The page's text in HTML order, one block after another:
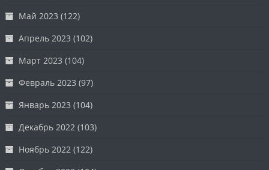
Май 2023 (122)
Апрель 2023 (102)
Март 2023 (104)
Февраль 2023 (97)
Январь 2023 (104)
Декабрь 2022 (103)
Ноябрь 2022 (122)